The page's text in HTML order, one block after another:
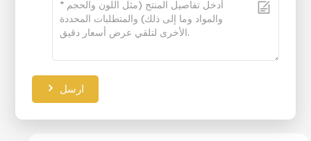
ارسل